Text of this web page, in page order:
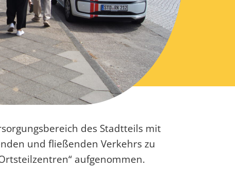
des Stadtteils mit
und fließenden Verkehrs zu
aufgenommen.